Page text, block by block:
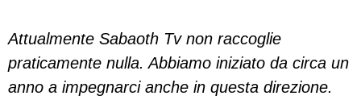
Attualmente Sabaoth Tv non raccoglie
praticamente nulla. Abbiamo iniziato da circa un
anno a impegnarci anche in questa direzione.